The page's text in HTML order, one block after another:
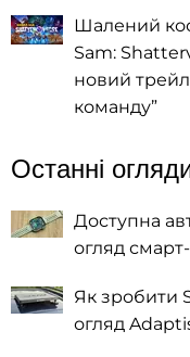
Шалений
Sam:
новий
команду”
Останні
Доступна
огляд
Як зробити
огляд